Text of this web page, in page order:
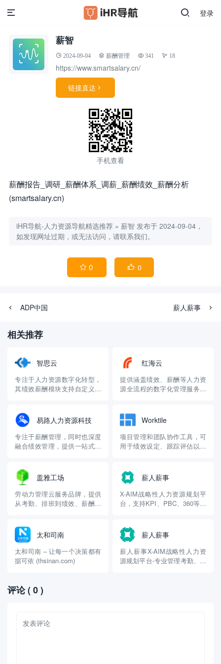
登录
薪智
2024-09-04 薪酬管理 341 18
https://www.smartsalary.cn/
链接直达 
手机查看
薪酬报告_调研_薪酬体系_调薪_薪酬绩效_薪酬分析
(smartsalary.cn)
iHR导航-人力资源导航精选推荐 » 薪智 发布于 2024-09-04，
如发现网址过期，或无法访问，请联系我们。
 0  0
ADP中国 薪人薪事
相关推荐
智思云
专注于人力资源数字化转型，
其绩效薪酬模块支持自定义配
效薪酬管理方案
红海云
提供涵盖绩效、薪酬等人力资
源全流程的数字化管理服务，
准、高效的绩效薪酬管理
易路人力资源科技
专注于薪酬管理，同时也深度
融合绩效管理，提供一站式数
多样化企业需求
Worktile
项目管理和团队协作工具，可
用于绩效设定、跟踪评估以及
的激励机制
盖雅工场
劳动力管理云服务品牌，提供
从考勤、排班到绩效、薪酬的
业，确保绩效与薪酬联动合理
薪人薪事
X-AIM战略性人力资源规划平
台，支持KPI、PBC、360等多
OKR和进度跟踪，绩效结果同
步薪酬
太和司南
太和司南 – 让每一个决策都有
据可依 (thsinan.com)
薪人薪事
薪人薪事X-AIM战略性人力资
源规划平台-专业管理考勤、绩
评论( 0 )